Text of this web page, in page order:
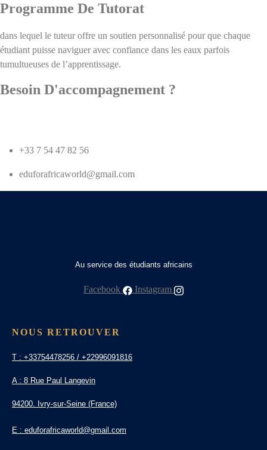
Programme De Tutorat
dans lequel le tuteur offre un soutien personnalisé pour que chaque
étudiant puisse naviguer avec confiance dans les eaux parfois
tumultueuses de l’apprentissage.
Besoin D'accompagnement ?
+33 7 54 47 82 56
eduforafricaworld@gmail.com
Au service des étudiants africains
Facebook Instagram
NOUS RETROUVER
T : +33754478256 / +22996091816
A : 8 Rue Paul Langevin
94200. Ivry-sur-Seine (France)
E : eduforafricaworld@gmail.com